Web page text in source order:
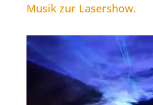
Musik zur Lasershow.